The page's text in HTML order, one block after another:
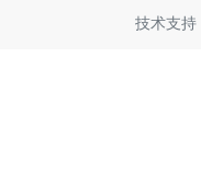
技术支持